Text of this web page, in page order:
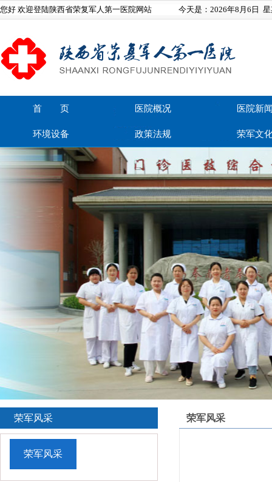
您好 欢迎登陆陕西省荣复军人第一医院网站 今天是： 2026年8月6日
首 页 医院概况 医院新
环境设备 政策法规 荣军文
在线留言 联系我们
荣军风采
荣军风采
荣军风采